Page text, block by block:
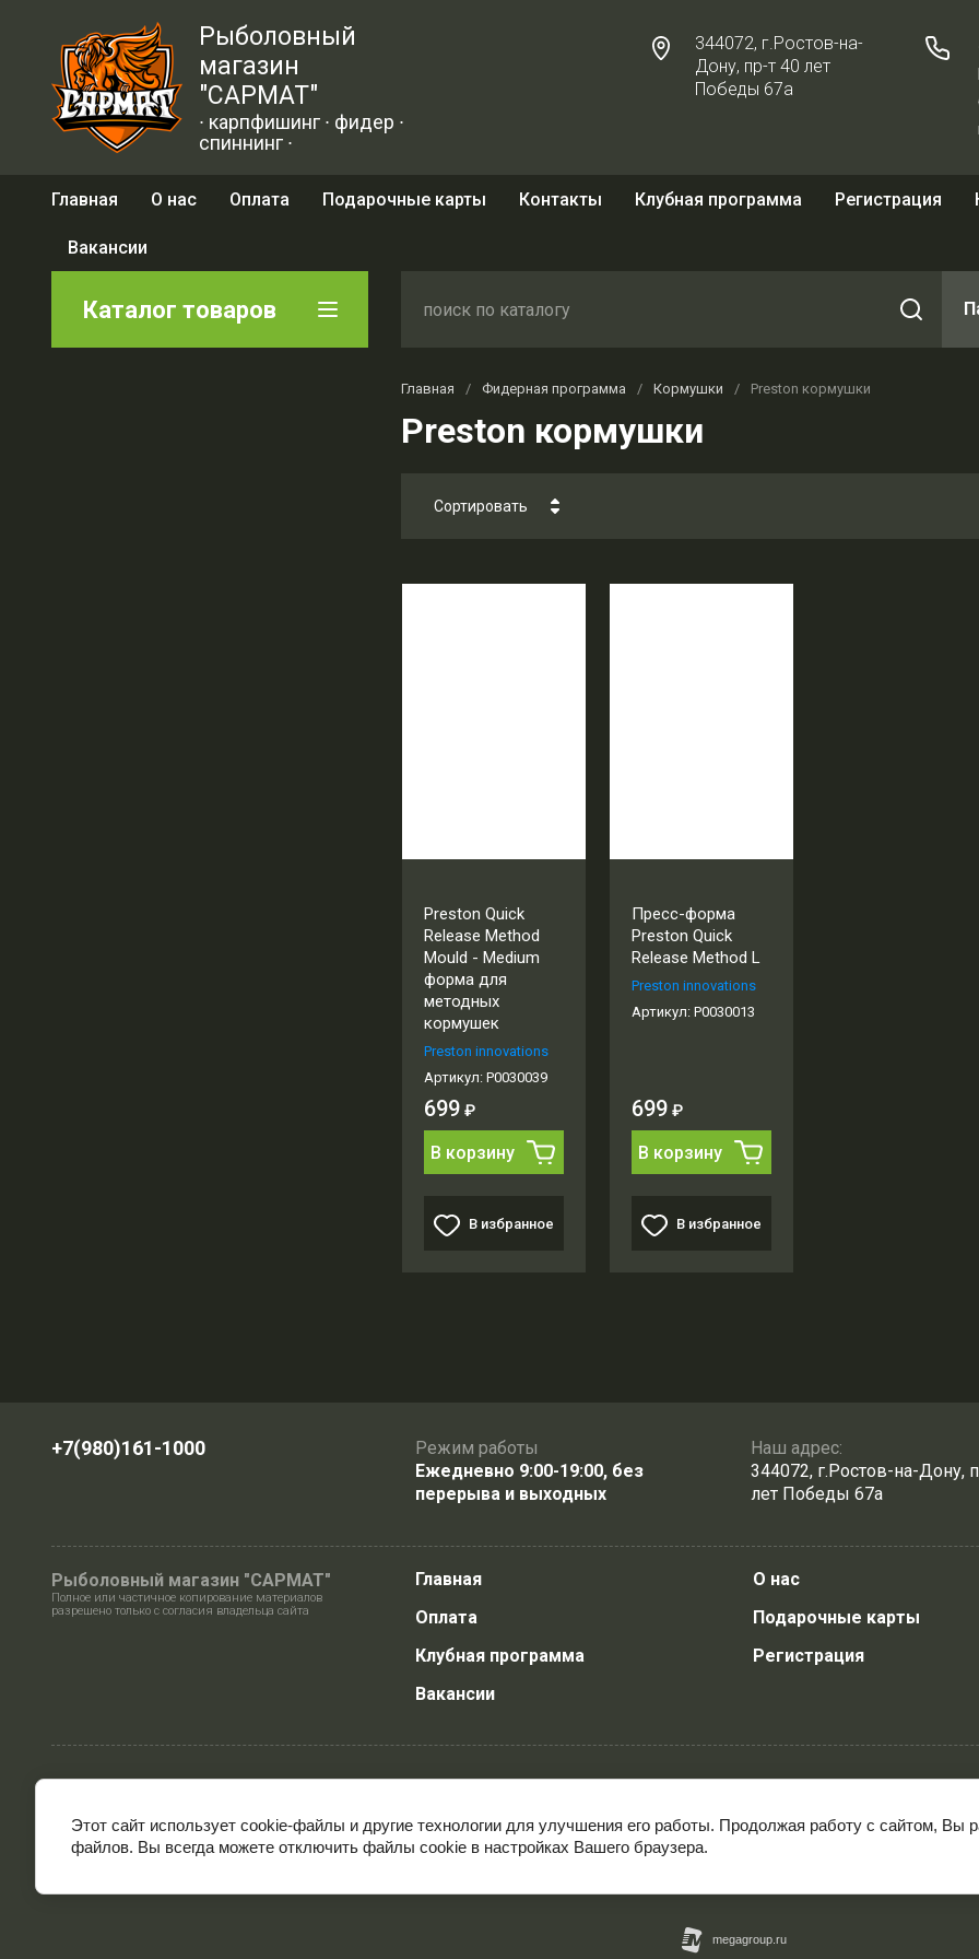
Рыболовный
магазин
"САРМАТ"
∙ карпфишинг ∙ фидер ∙
спиннинг ∙
344072, г.Ростов-на-
Дону, пр-т 40 лет
Победы 67а
Главная О нас Оплата Подарочные карты Контакты Клубная программа Регистрация
Вакансии
Каталог товаров
Главная / Фидерная программа / Кормушки / Preston кормушки
Preston кормушки
Сортировать
Preston Quick
Release Method
Mould - Medium
форма для
методных
кормушек
Preston innovations
Артикул: P0030039
699 ₽
В корзину
В избранное
Пресс-форма
Preston Quick
Release Method L
Preston innovations
Артикул: P0030013
699 ₽
В корзину
В избранное
+7(980)161-1000
Режим работы
Ежедневно 9:00-19:00, без
перерыва и выходных
Наш адрес:
344072, г.Ростов-на-Дону,
лет Победы 67а
Рыболовный магазин "САРМАТ"
Полное или частичное копирование материалов
разрешено только с согласия владельца сайта
Главная О нас
Оплата
Подарочные карты
Клубная программа
Регистрация
Вакансии
© 2024 - 2026 САРМАТ карпфишинг ∙ спиннинг ∙ фидер
Этот сайт использует cookie-файлы и другие технологии для улучшения его работы. Продолжая работу с сайтом, Вы
файлов. Вы всегда можете отключить файлы cookie в настройках Вашего браузера.